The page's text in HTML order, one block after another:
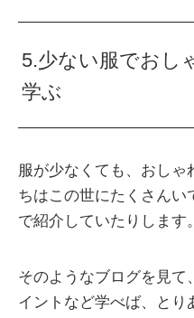
5.少ない服でおし
学ぶ
服が少なくても、おしゃ
ちはこの世にたくさん
で紹介していたりします。
そのようなブログを見て
イントなど学べば、とり